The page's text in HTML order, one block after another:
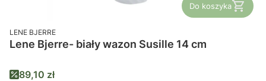
Do koszyka
PRODUCENT
LENE BJERRE
Lene Bjerre- biały wazon Susille 14 cm
Cena promocyjna
89,10 zł